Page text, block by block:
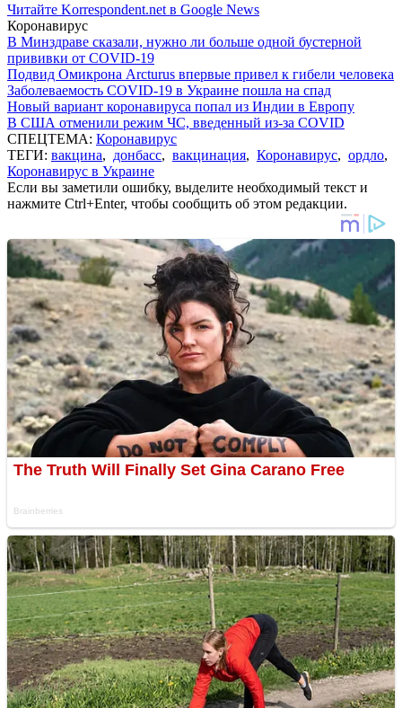
Читайте Korrespondent.net в Google News
Коронавирус
В Минздраве сказали, нужно ли больше одной бустерной
прививки от COVID-19
Подвид Омикрона Arcturus впервые привел к гибели человека
Заболеваемость COVID-19 в Украине пошла на спад
Новый вариант коронавируса попал из Индии в Европу
В США отменили режим ЧС, введенный из-за COVID
СПЕЦТЕМА: Коронавирус
ТЕГИ: вакцина, донбасс, вакцинация, Коронавирус, ордло,
Коронавирус в Украине
Если вы заметили ошибку, выделите необходимый текст и
нажмите Ctrl+Enter, чтобы сообщить об этом редакции.